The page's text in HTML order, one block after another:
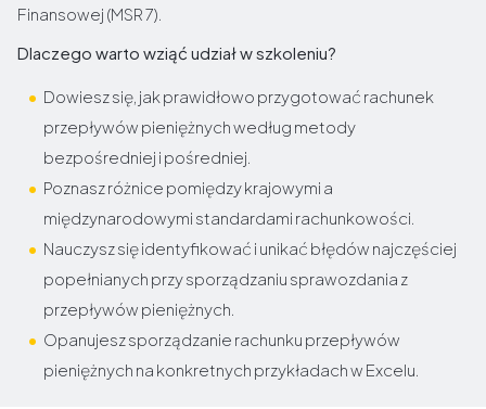
Finansowej (MSR 7).
Dlaczego warto wziąć udział w szkoleniu?
Dowiesz się, jak prawidłowo przygotować rachunek
przepływów pieniężnych według metody
bezpośredniej i pośredniej.
Poznasz różnice pomiędzy krajowymi a
międzynarodowymi standardami rachunkowości.
Nauczysz się identyfikować i unikać błędów najczęściej
popełnianych przy sporządzaniu sprawozdania z
przepływów pieniężnych.
Opanujesz sporządzanie rachunku przepływów
pieniężnych na konkretnych przykładach w Excelu.